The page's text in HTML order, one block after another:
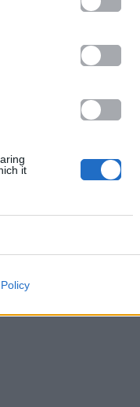
it
το
της
του